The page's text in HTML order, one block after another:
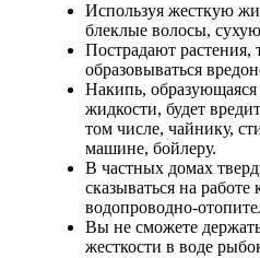
Используя жесткую
блеклые волосы,
Пострадают растения,
образовываться
Накипь, образующаяся
жидкости, будет
том числе, чайнику,
машине, бойлеру.
В частных домах
сказываться на работе
водопроводно-
Вы не сможете
жесткости в воде